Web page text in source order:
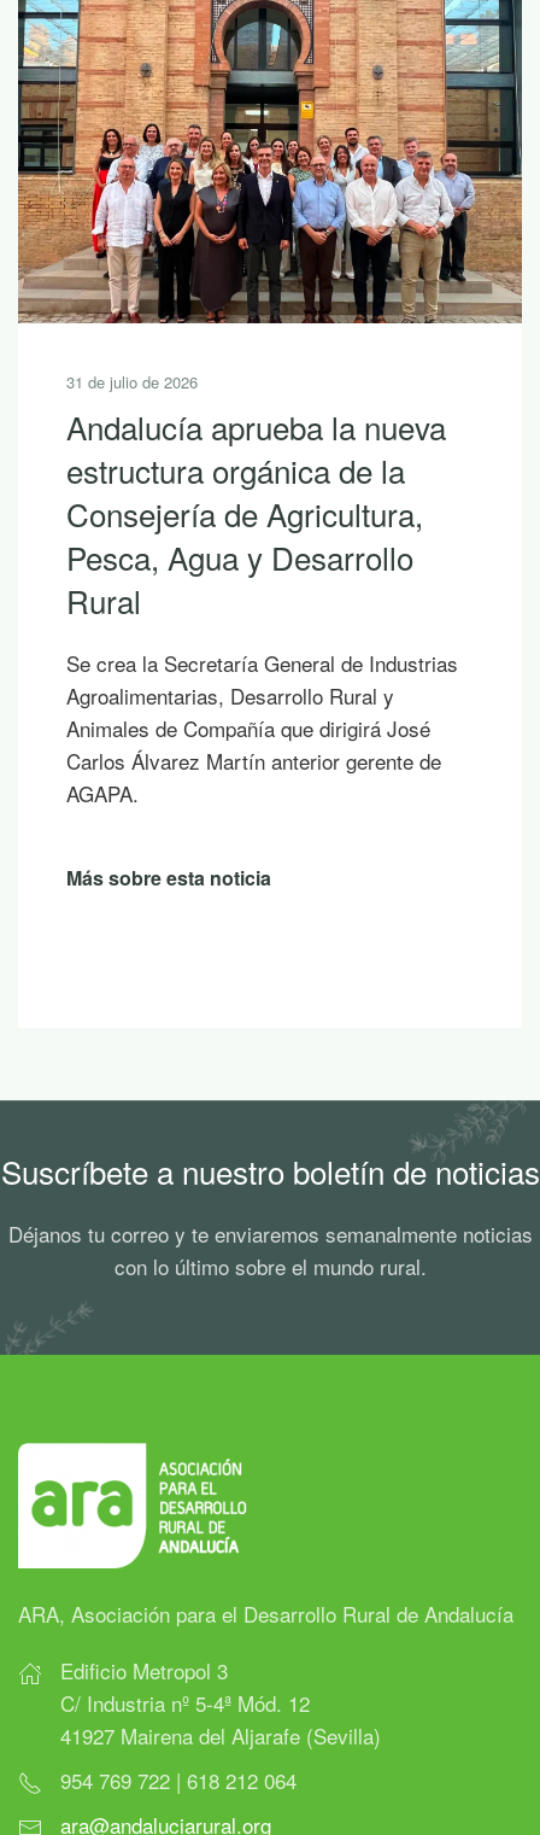
31 de julio de 2026
Andalucía aprueba la nueva
estructura orgánica de la
Consejería de Agricultura,
Pesca, Agua y Desarrollo
Rural
Se crea la Secretaría General de Industrias
Agroalimentarias, Desarrollo Rural y
Animales de Compañía que dirigirá José
Carlos Álvarez Martín anterior gerente de
AGAPA.
Más sobre esta noticia
Suscríbete a nuestro boletín de noticias
Déjanos tu correo y te enviaremos semanalmente noticias
con lo último sobre el mundo rural.
ARA, Asociación para el Desarrollo Rural de Andalucía
Edificio Metropol 3
C/ Industria nº 5-4ª Mód. 12
41927 Mairena del Aljarafe (Sevilla)
954 769 722 | 618 212 064
ara@andaluciarural.org